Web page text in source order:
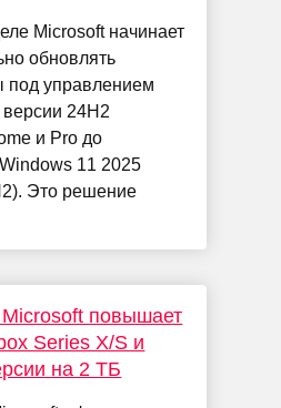
Microsoft начинает
обновлять
под управлением
24H2
и Pro до
11 2025
Это решение
повышает
Series X/S и
на 2 ТБ